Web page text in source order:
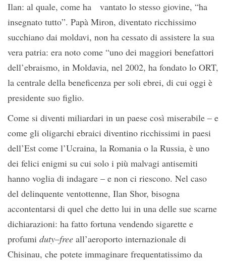
Ilan: al quale, come ha vantato lo stesso giovine, “ha
insegnato tutto”. Papà Miron, diventato ricchissimo
succhiano dai moldavi, non ha cessato di assistere la sua
vera patria: era noto come “uno dei maggiori benefattori
dell’ebraismo, in Moldavia, nel 2002, ha fondato lo ORT,
la centrale della beneficenza per soli ebrei, di cui oggi è
presidente suo figlio.
Come si diventi miliardari in un paese così miserabile – e
come gli oligarchi ebraici diventino ricchissimi in paesi
dell’Est come l’Ucraina, la Romania o la Russia, è uno
dei felici enigmi su cui solo i più malvagi antisemiti
hanno voglia di indagare – e non ci riescono. Nel caso
del delinquente ventottenne, Ilan Shor, bisogna
accontentarsi di quel che detto lui in una delle sue scarne
dichiarazioni: ha fatto fortuna vendendo sigarette e
profumi duty–free all’aeroporto internazionale di
Chisinau, che potete immaginare frequentatissimo da